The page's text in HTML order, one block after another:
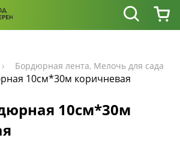
Бордюрная лента, Мелочь для сада
10см*30м коричневая
10см*30м